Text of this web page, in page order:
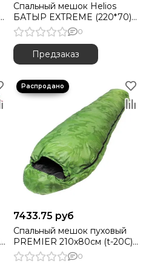
Спальный мешок Helios
БАТЫР EXTREME (220*70)
Stratex 300 КМФ цифра
0
Предзаказ
7433.75 руб
Спальный мешок пуховый
PREMIER 210х80см (t-20C)
зеленый (PR-SB-210x80-G)
0